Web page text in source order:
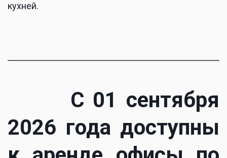
кухней.­
С 01 сентября
2026 года доступны